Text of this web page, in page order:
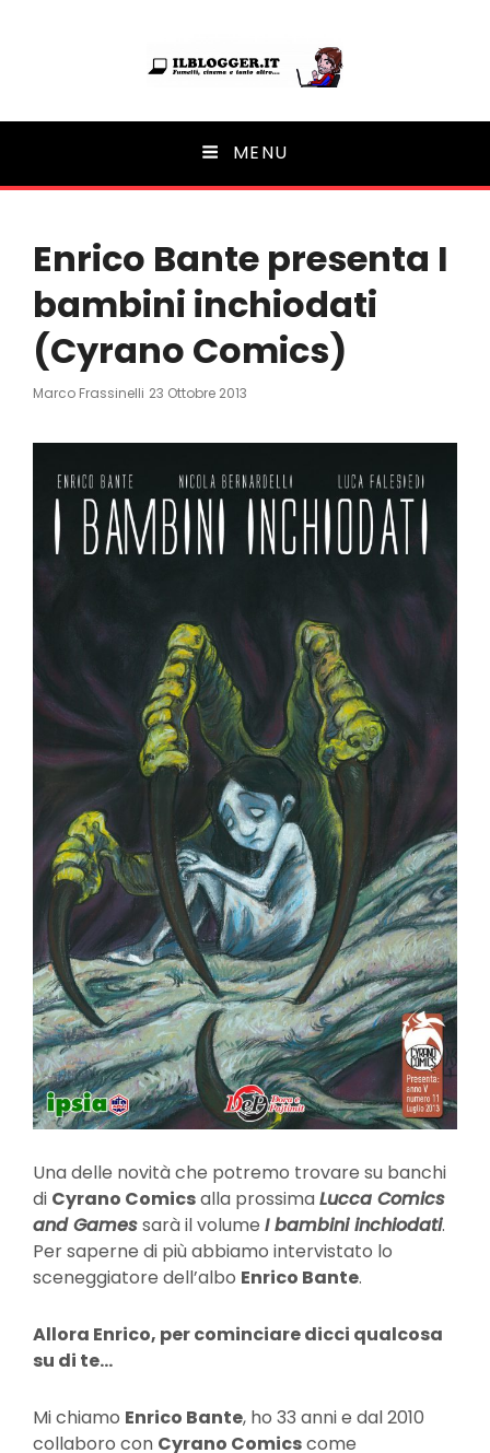
Ilblogger.it
Il portalino di blog | MENU
Enrico Bante presenta I
bambini inchiodati
(Cyrano Comics)
Marco Frassinelli Posted
23 Ottobre 2013
Una delle novità che potremo trovare su banchi
di Cyrano Comicsalla prossimaLucca Comics
and Gamessarà il volume I bambini inchiodati.
Per saperne di più abbiamo intervistato lo
sceneggiatore dell’albo Enrico Bante.
Allora Enrico, per cominciare dicci qualcosa
su di te…
Mi chiamo Enrico Bante, ho 33 anni e dal 2010
collaboro con Cyrano Comicscome